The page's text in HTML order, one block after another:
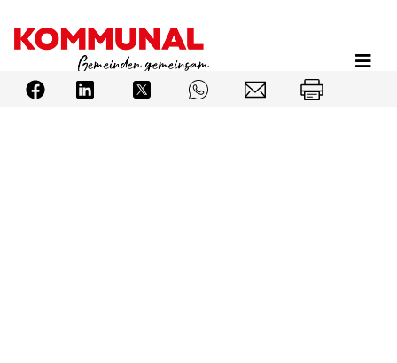
Inhalt